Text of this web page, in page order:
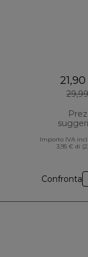
Importo IVA
3,95 € di
Confronta